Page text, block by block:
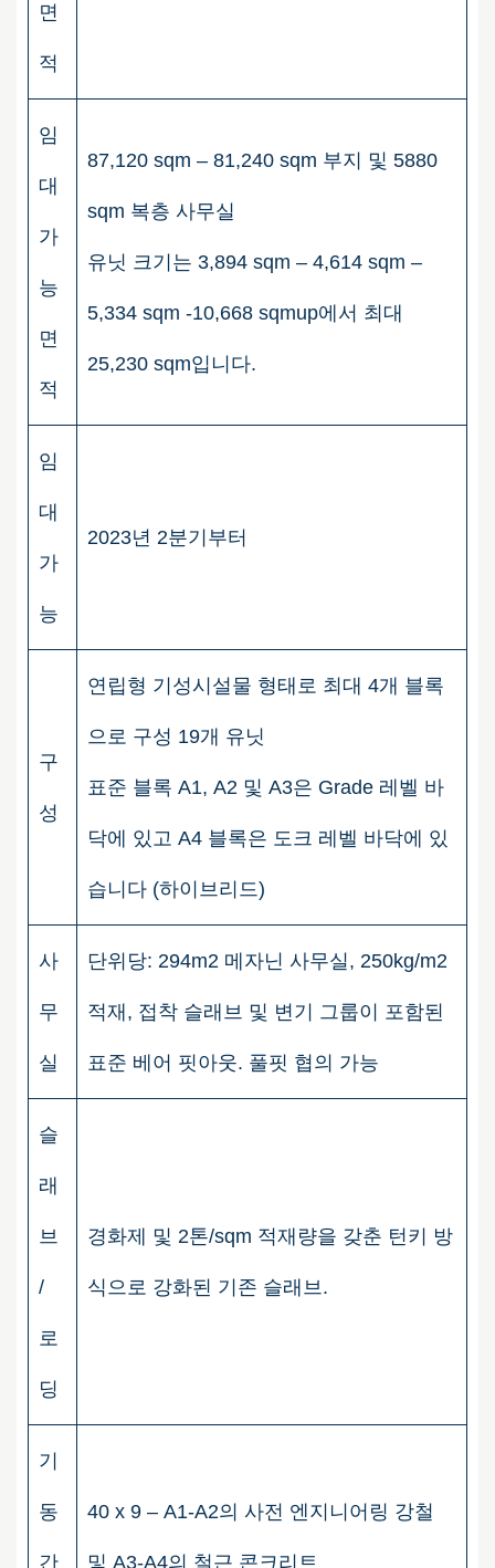
면
적
임
대
가
능
면
적
87,120 sqm – 81,240 sqm 부지 및 5880
sqm 복층 사무실
유닛 크기는 3,894 sqm – 4,614 sqm –
5,334 sqm -10,668 sqmup에서 최대
25,230 sqm입니다.
임
대
가
능
2023년 2분기부터
구
성
연립형 기성시설물 형태로 최대 4개 블록
으로 구성 19개 유닛
표준 블록 A1, A2 및 A3은 Grade 레벨 바
닥에 있고 A4 블록은 도크 레벨 바닥에 있
습니다 (하이브리드)
사
무
실
단위당: 294m2 메자닌 사무실, 250kg/m2
적재, 접착 슬래브 및 변기 그룹이 포함된
표준 베어 핏아웃. 풀핏 협의 가능
슬
래
브
/
로
딩
경화제 및 2톤/sqm 적재량을 갖춘 턴키 방
식으로 강화된 기존 슬래브.
기
동
간
40 x 9 – A1-A2의 사전 엔지니어링 강철
및 A3-A4의 철근 콘크리트